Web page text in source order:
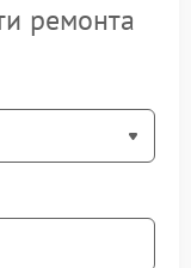
ремонта